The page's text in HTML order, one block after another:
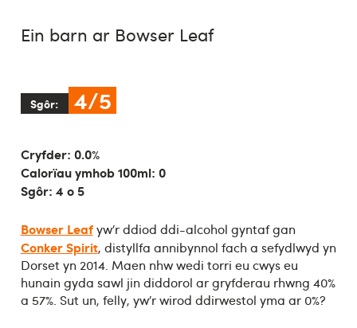
Ein barn ar Bowser Leaf
Sgôr: 4/5
Cryfder: 0.0%
Calorïau ymhob 100ml: 0
Sgôr: 4 o 5
Bowser Leafyw’r ddiod ddi-alcohol gyntaf gan
Conker Spirit, distyllfa annibynnol fach a sefydlwyd yn
Dorset yn 2014. Maen nhw wedi torri eu cwys eu
hunain gyda sawl jin diddorol ar gryfderau rhwng 40%
a 57%. Sut un, felly, yw’r wirod ddirwestol yma ar 0%?